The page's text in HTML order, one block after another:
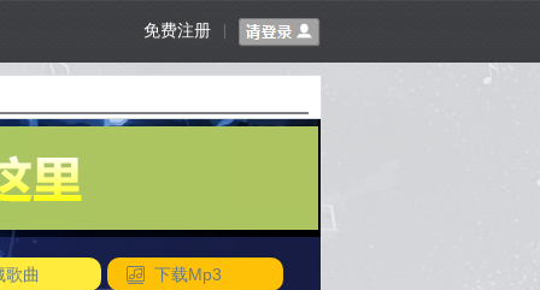
免费注册
下载Mp3
歌曲